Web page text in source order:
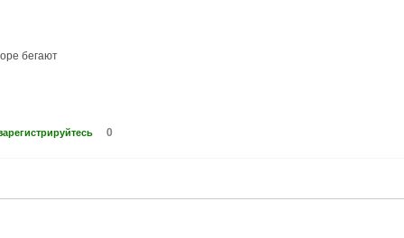
бегают
0